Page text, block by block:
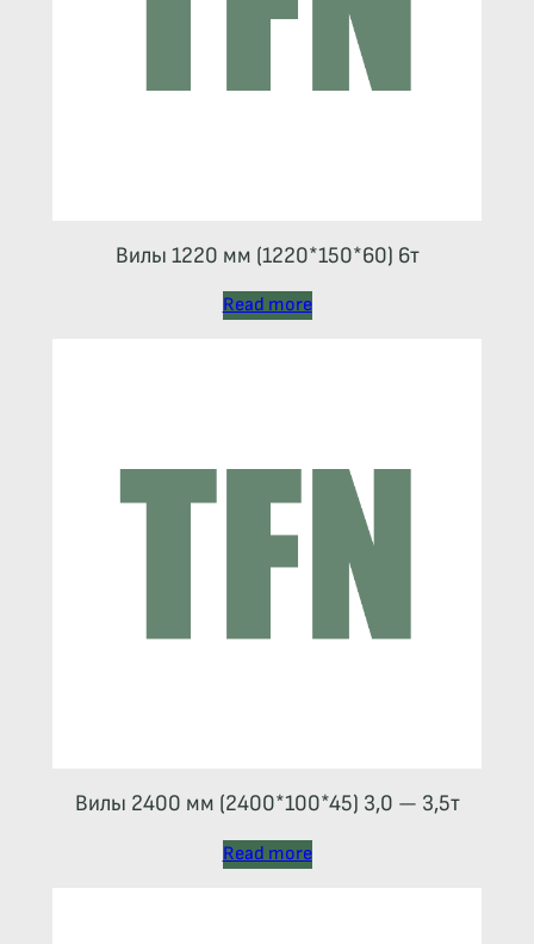
Вилы 1220 мм (1220*150*60) 6т
Read more
Вилы 2400 мм (2400*100*45) 3,0 — 3,5т
Read more